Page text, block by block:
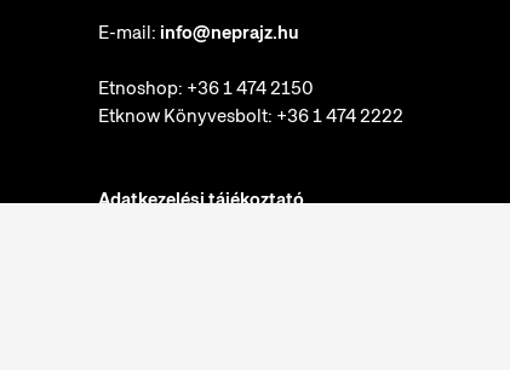
E-mail: info@neprajz.hu
Etnoshop: +36 1 474 2150
Etknow Könyvesbolt: +36 1 474 2222
Adatkezelési tájékoztató